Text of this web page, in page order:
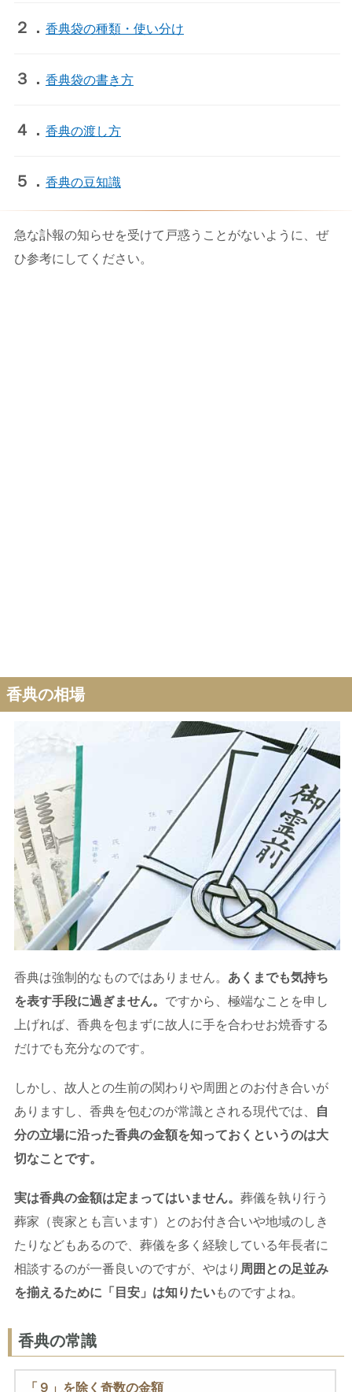
２． 香典袋の種類・使い分け
３． 香典袋の書き方
４． 香典の渡し方
５． 香典の豆知識
急な訃報の知らせを受けて戸惑うことがないように、ぜ
ひ参考にしてください。
香典の相場
香典は強制的なものではありません。 あくまでも気持ち
を表す手段に過ぎません。 ですから、極端なことを申し
上げれば、香典を包まずに故人に手を合わせお焼香する
だけでも充分なのです。
しかし、故人との生前の関わりや周囲とのお付き合いが
ありますし、香典を包むのが常識とされる現代では、
自
分の立場に沿った香典の金額を知っておくというのは大
切なことです。
実は香典の金額は定まってはいません。 葬儀を執り行う
葬家（喪家とも言います）とのお付き合いや地域のしき
たりなどもあるので、葬儀を多く経験している年長者に
相談するのが一番良いのですが、やはり 周囲との足並み
を揃えるために「目安」は知りたいものですよね。
香典の常識
「９」を除く奇数の金額